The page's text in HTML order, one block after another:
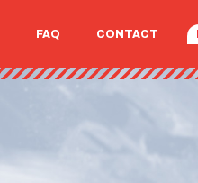
FAQ CONTACT